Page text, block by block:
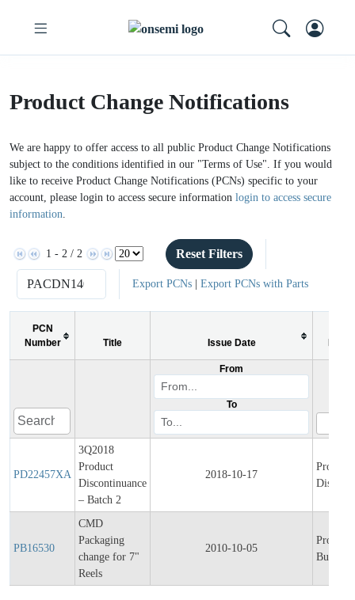
Product Change Notifications
We are happy to offer access to all public Product Change Notifications
subject to the conditions identified in our "Terms of Use". If you would
like to receive Product Change Notifications (PCNs) specific to your
account, please login to access secure information login to access secure
information
1 - 2 / 2 Reset Filters
Export PCNs| Export PCNs with Parts
PCN
Number
Title Issue Date PCN
From
To
PD22457XA
3Q2018
Product
Discontinuance
– Batch 2
2018-10-17
Product
PB16530
CMD
Packaging
change for 7"
Reels
2010-10-05
Product
Bulletin